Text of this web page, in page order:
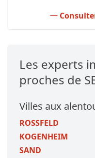
Les experts
proches de
Villes aux
ROSSFELD
KOGENHEIM
SAND